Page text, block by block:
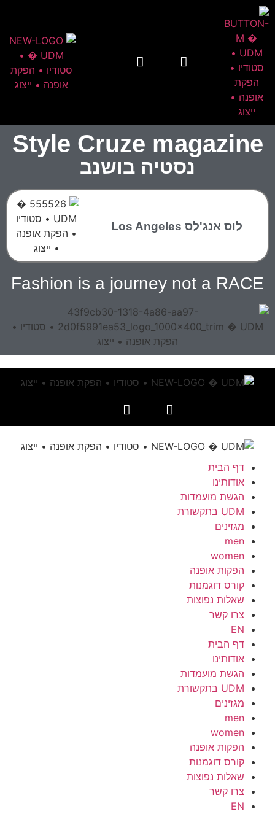
Style Cruze magazine
נסטיה בושנב
לוס אנג'לס Los Angeles
Fashion is a journey not a RACE
דף הבית
אודותינו
הגשת מועמדות
UDM בתקשורת
מגזינים
men
women
הפקות אופנה
קורס דוגמנות
שאלות נפוצות
צרו קשר
EN
דף הבית
אודותינו
הגשת מועמדות
UDM בתקשורת
מגזינים
men
women
הפקות אופנה
קורס דוגמנות
שאלות נפוצות
צרו קשר
EN